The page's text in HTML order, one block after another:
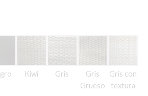
Kiwi Gris
Gris
Grueso
Gris con
textura